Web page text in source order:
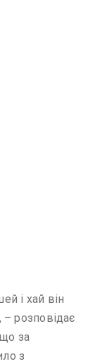
і хай він
– розповідає
за
з